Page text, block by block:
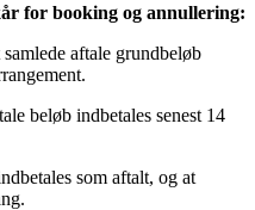
for booking og annullering:
aftale grundbeløb
beløb indbetales senest 14
som aftalt, og at